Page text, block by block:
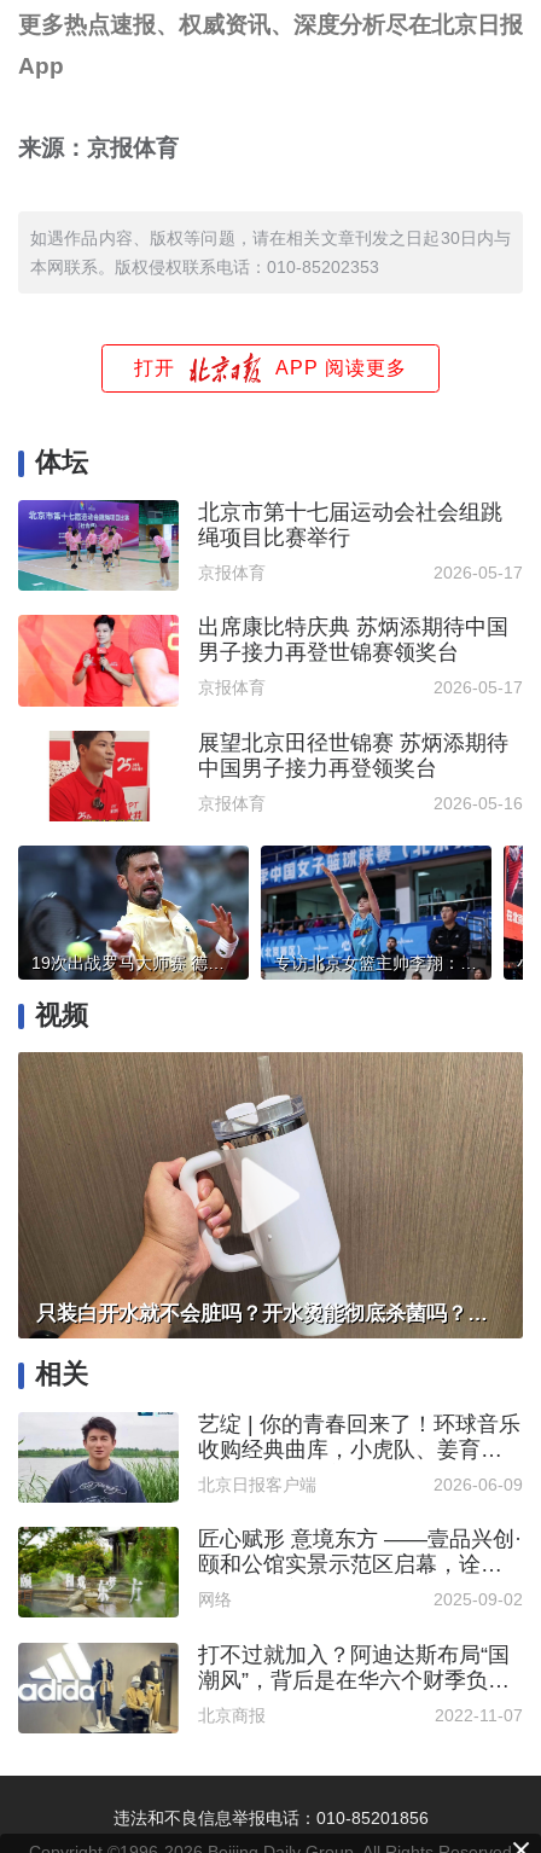
更多热点速报、权威资讯、深度分析尽在北京日报
App
来源：京报体育
如遇作品内容、版权等问题，请在相关文章刊发之日起30日内与
本网联系。版权侵权联系电话：010-85202353
打开 APP 阅读更多
体坛
北京市第十七届运动会社会组跳
绳项目比赛举行
京报体育 2026-05-17
出席康比特庆典 苏炳添期待中国
男子接力再登世锦赛领奖台
京报体育 2026-05-17
展望北京田径世锦赛 苏炳添期待
中国男子接力再登领奖台
京报体育 2026-05-16
19次出战罗马大师赛 德约科维奇首次遭遇首战出局 专访北京女篮主帅李翔：虽降组 不气馁 找原因 再出发
视频
只装白开水就不会脏吗？开水烫能彻底杀菌吗？感控专家详解“吸管杯”藏菌真相｜都视频·热观察
相关
艺绽 | 你的青春回来了！环球音乐
收购经典曲库，小虎队、姜育恒
等艺人歌曲重新上线
北京日报客户端 2026-06-09
匠心赋形 意境东方 ——壹品兴创·
颐和公馆实景示范区启幕，诠释
当代人居美学新范式
网络 2025-09-02
打不过就加入？阿迪达斯布局“国
潮风”，背后是在华六个财季负增
长
北京商报 2022-11-07
违法和不良信息举报电话：010-85201856